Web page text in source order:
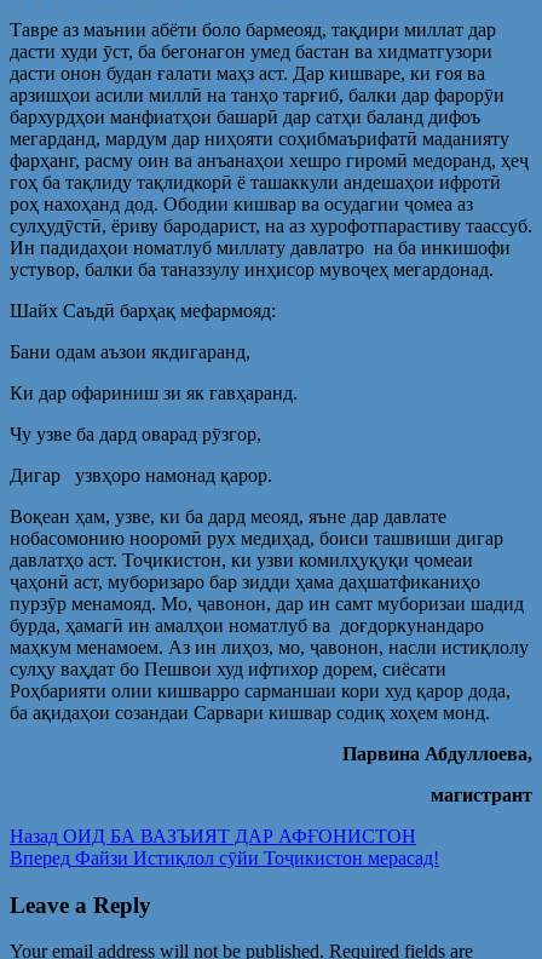
Тавре аз маънии абёти боло бармеояд, тақдири миллат дар
дасти худи ӯст, ба бегонагон умед бастан ва хидматгузори
дасти онон будан ғалати маҳз аст. Дар кишваре, ки ғоя ва
арзишҳои асили миллӣ на танҳо тарғиб, балки дар фарорӯи
бархурдҳои манфиатҳои башарӣ дар сатҳи баланд дифоъ
мегарданд, мардум дар ниҳояти соҳибмаърифатӣ маданияту
фарҳанг, расму оин ва анъанаҳои хешро гиромӣ медоранд, ҳеҷ
гоҳ ба тақлиду тақлидкорӣ ё ташаккули андешаҳои ифротӣ
роҳ нахоҳанд дод. Ободии кишвар ва осудагии ҷомеа аз
сулҳудӯстӣ, ёриву бародарист, на аз хурофотпарастиву таассуб.
Ин падидаҳои номатлуб миллату давлатро на ба инкишофи
устувор, балки ба таназзулу инҳисор мувоҷеҳ мегардонад.
Шайх Саъдӣ барҳақ мефармояд:
Бани одам аъзои якдигаранд,
Ки дар офариниш зи як гавҳаранд.
Чу узве ба дард оварад рӯзгор,
Дигар узвҳоро намонад қарор.
Воқеан ҳам, узве, ки ба дард меояд, яъне дар давлате
нобасомонию нооромӣ рух медиҳад, боиси ташвиши дигар
давлатҳо аст. Тоҷикистон, ки узви комилҳуқуқи ҷомеаи
ҷаҳонӣ аст, муборизаро бар зидди ҳама даҳшатфиканиҳо
пурзӯр менамояд. Мо, ҷавонон, дар ин самт муборизаи шадид
бурда, ҳамагӣ ин амалҳои номатлуб ва доғдоркунандаро
маҳкум менамоем. Аз ин лиҳоз, мо, ҷавонон, насли истиқлолу
сулҳу ваҳдат бо Пешвои худ ифтихор дорем, сиёсати
Роҳбарияти олии кишварро сарманшаи кори худ қарор дода,
ба ақидаҳои созандаи Сарвари кишвар содиқ хоҳем монд.
Парвина Абдуллоева,
магистрант
Post
navigation
Назад Предыдущая
запись:
ОИД БА ВАЗЪИЯТ ДАР АФҒОНИСТОН
Вперед Следующая
Файзи Истиқлол сӯйи Тоҷикистон мерасад!
Leave a Reply
Your email address will not be published. Required fields are